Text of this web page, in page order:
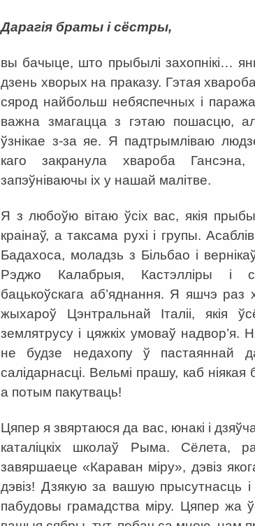
Дарагія браты і сёстры,
вы бачыце, што прыбылі захопнікі…
дзень хворых на праказу. Гэтая
сярод найбольш небяспечных і
важна змагацца з гэтаю пошасцю,
ўзнікае з-за яе. Я падтрымліваю
каго закранула хвароба
запэўніваючы іх у нашай малітве.
Я з любоўю вітаю ўсіх вас, якія
краінаў, а таксама рухі і групы.
Бадахоса, моладзь з Більбао і
Рэджо Калабрыя, Кастэлліры і
бацькоўскага аб’яднання. Я яшчэ
жыхароў Цэнтральнай Італіі, якія
землятрусу і цяжкіх умоваў
не будзе недахопу ў пастаяннай
салідарнасці. Вельмі прашу, каб
а потым пакутваць!
Цяпер я звяртаюся да вас, юнакі і
каталіцкіх школаў Рыма. Сёлета,
завяршаеце «Караван міру», дэвіз
дэвіз! Дзякую за вашую прысутнасць
пабудовы грамадства міру. Цяпер жа